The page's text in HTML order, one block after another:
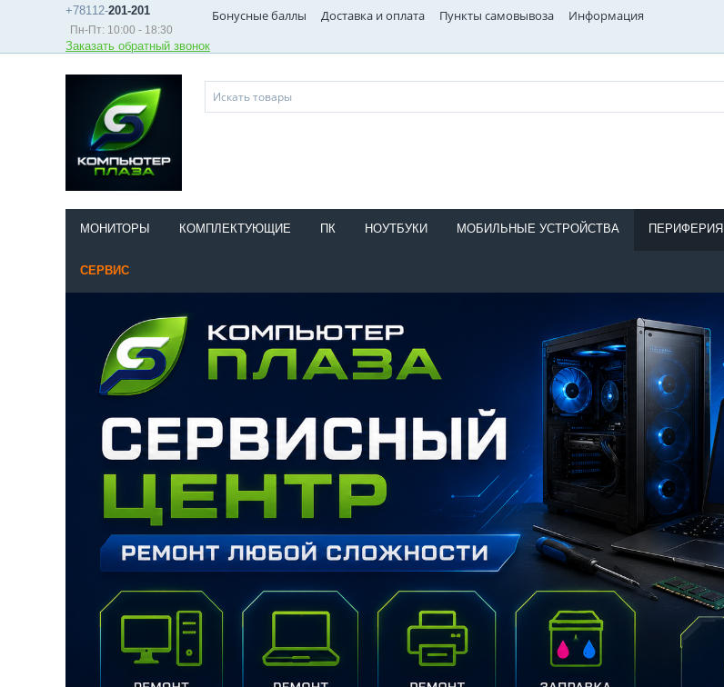
+78112-201-201
Пн-Пт: 10:00 - 18:30
Заказать обратный звонок
Бонусные баллы Доставка и оплата Пункты самовывоза Информация
МОНИТОРЫ КОМПЛЕКТУЮЩИЕ ПК НОУТБУКИ МОБИЛЬНЫЕ УСТРОЙСТВА ПЕРИФЕРИЯ
СЕРВИС